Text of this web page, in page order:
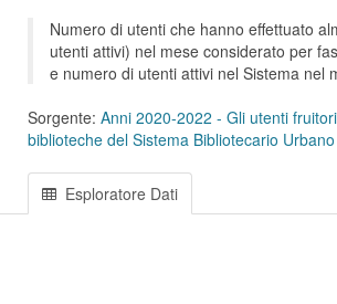
Numero di utenti che hanno effettuato
utenti attivi) nel mese considerato per
e numero di utenti attivi nel Sistema nel
Sorgente: Anni 2020-2022 - Gli utenti
biblioteche del Sistema Bibliotecario
Esploratore Dati